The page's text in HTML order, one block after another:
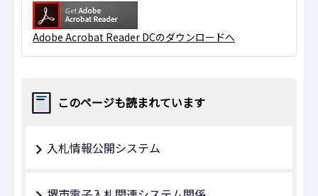
Adobe Acrobat Reader DCのダウンロードへ
このページも読まれています
入札情報公開システム